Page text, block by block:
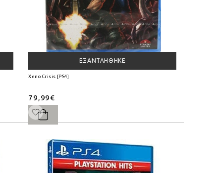
ΕΞΑΝΤΛΉΘΗΚΕ
Xeno Crisis [PS4]
79,99€